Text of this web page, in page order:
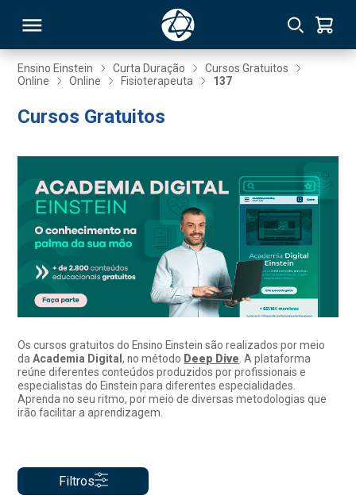
Ensino Einstein Curta Duração
Cursos Gratuitos
Online
Online Fisioterapeuta 137
Cursos Gratuitos
Os cursos gratuitos do Ensino Einstein são realizados por meio
daAcademia Digital, no método Deep Dive. A plataforma
reúne diferentes conteúdos produzidos por profissionais e
especialistas do Einstein para diferentes especialidades.
Aprenda no seu ritmo, por meio de diversas metodologias que
irão facilitar a aprendizagem.
Filtros